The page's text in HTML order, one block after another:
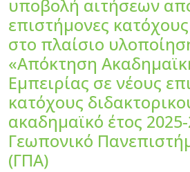
υποβολή αιτήσεων
επιστήμονες
στο πλαίσιο
«Απόκτηση
Εμπειρίας σε νέους
κατόχους
ακαδημαϊκό έτος
Γεωπονικό
(ΓΠΑ)